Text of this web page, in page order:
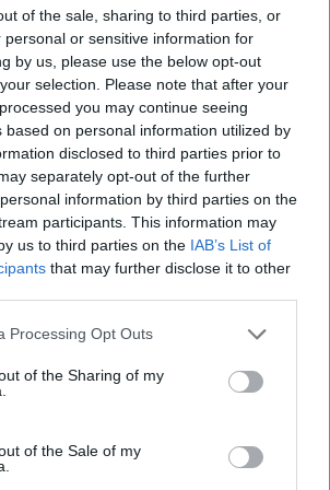
of the sale, sharing to third parties, or
personal or sensitive information for
by us, please use the below opt-out
selection. Please note that after your
you may continue seeing
based on personal information utilized by
disclosed to third parties prior to
separately opt-out of the further
information by third parties on the
participants. This information may
us to third parties on the IAB’s List of
that may further disclose it to other
Processing Opt Outs
of the Sharing of my
of the Sale of my
und gestützte Mittellage
bringen farbige Soli mit
Balance ein; die Blechgruppe
die dynamische Balance zu
Produktion und im Arrangement
– etwa bei zeitgenössischen Werken
– setzt das Orchester auf
klare Stimmprofile. Diese stilistische
einer Musikkarriere, die
und Konzertpraxis
Orchester und Chöre gGmbH
das DSO als Akteur einer lebendigen
enge Kooperation mit
Bildungseinrichtungen ermöglicht
– von moderierten